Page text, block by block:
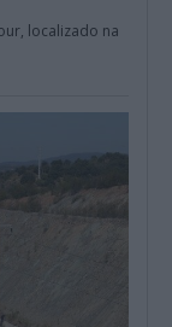
localizado na